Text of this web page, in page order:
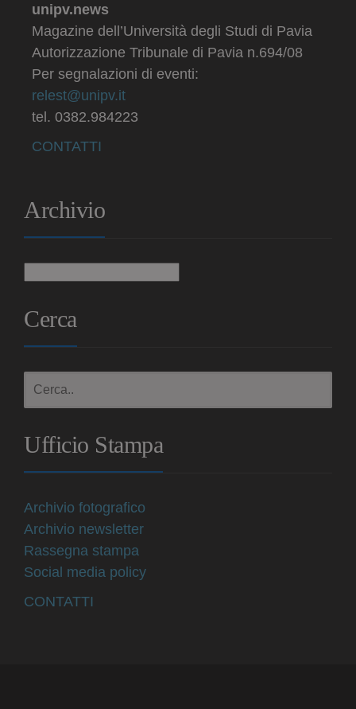
unipv.news
Magazine dell’Università degli Studi di Pavia
Autorizzazione Tribunale di Pavia n.694/08
Per segnalazioni di eventi:
relest@unipv.it
tel. 0382.984223
CONTATTI
Archivio
Cerca
Ufficio Stampa
Archivio fotografico
Archivio newsletter
Rassegna stampa
Social media policy
CONTATTI